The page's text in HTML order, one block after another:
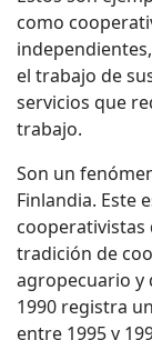
como
el trabajo de
servicios que
trabajo.
Son un
Finlandia. Este
tradición de
agropecuario y
1990 registra
entre 1995 y